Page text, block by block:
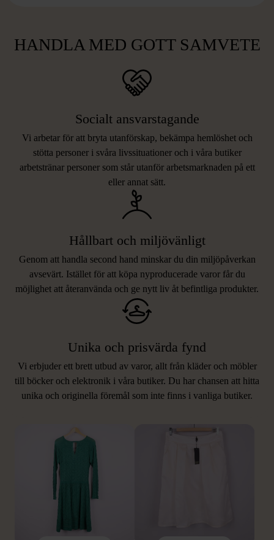
HANDLA MED GOTT SAMVETE
Socialt ansvarstagande
Vi arbetar för att bryta utanförskap, bekämpa hemlöshet och
stötta personer i svåra livssituationer och i våra butiker
arbetstränar personer som står utanför arbetsmarknaden på ett
eller annat sätt.
Hållbart och miljövänligt
Genom att handla second hand minskar du din miljöpåverkan
avsevärt. Istället för att köpa nyproducerade varor får du
möjlighet att återanvända och ge nytt liv åt befintliga produkter.
Unika och prisvärda fynd
Vi erbjuder ett brett utbud av varor, allt från kläder och möbler
till böcker och elektronik i våra butiker. Du har chansen att hitta
unika och originella föremål som inte finns i vanliga butiker.
LIKNANDE PRODUKTER
Hitta produkter som påminner om denna